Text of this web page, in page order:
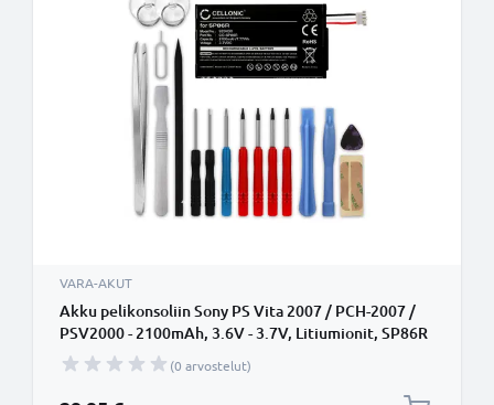
VARA-AKUT
Akku pelikonsoliin Sony PS Vita 2007 / PCH-2007 /
PSV2000 - 2100mAh, 3.6V - 3.7V, Litiumionit, SP86R
vaihtoakku + Työkalu(0 arvostelut)